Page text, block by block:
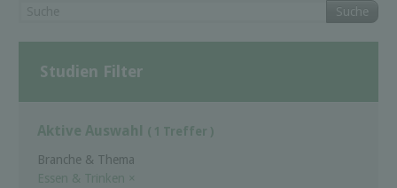
Suche
Studien Filter
Aktive Auswahl ( 1 Treffer )
Branche & Thema
Essen & Trinken ×